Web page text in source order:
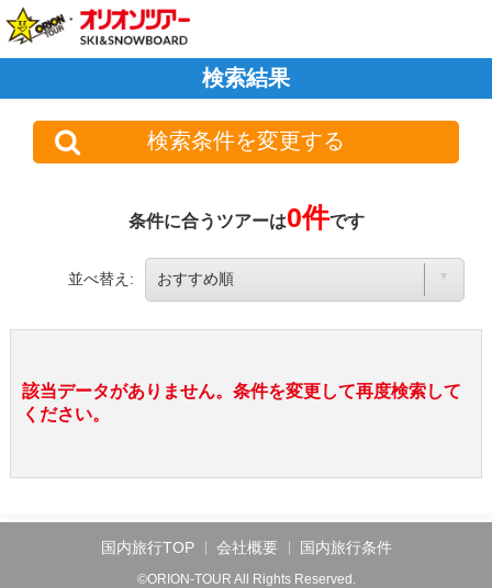
検索結果
検索条件を変更する
条件に合うツアーは0件です
並べ替え:
該当データがありません。条件を変更して再度検索して
ください。
国内旅行TOP 会社概要 国内旅行条件
©ORION-TOUR All Rights Reserved.